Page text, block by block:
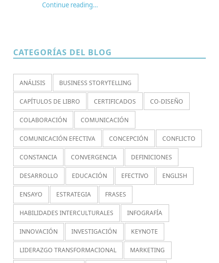
Continue reading“¿Por qué jugamos? Redescubriendo paidia, aduro y agon en los juegos de rol”
…
CATEGORÍAS DEL BLOG
ANÁLISIS BUSINESS STORYTELLING
CAPÍTULOS DE LIBRO CERTIFICADOS CO-DISEÑO
COLABORACIÓN COMUNICACIÓN
COMUNICACIÓN EFECTIVA CONCEPCIÓN CONFLICTO
CONSTANCIA CONVERGENCIA DEFINICIONES
DESARROLLO EDUCACIÓN EFECTIVO ENGLISH
ENSAYO ESTRATEGIA FRASES
HABILIDADES INTERCULTURALES INFOGRAFÍA
INNOVACIÓN INVESTIGACIÓN KEYNOTE
LIDERAZGO TRANSFORMACIONAL MARKETING